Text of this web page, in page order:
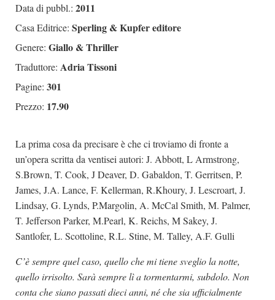
Data di pubbl.: 2011
Casa Editrice: Sperling & Kupfer editore
Genere: Giallo & Thriller
Traduttore: Adria Tissoni
Pagine: 301
Prezzo: 17.90
La prima cosa da precisare è che ci troviamo di fronte a
un’opera scritta da ventisei autori: J. Abbott, L Armstrong,
S.Brown, T. Cook, J Deaver, D. Gabaldon, T. Gerritsen, P.
James, J.A. Lance, F. Kellerman, R.Khoury, J. Lescroart, J.
Lindsay, G. Lynds, P.Margolin, A. McCal Smith, M. Palmer,
T. Jefferson Parker, M.Pearl, K. Reichs, M Sakey, J.
Santlofer, L. Scottoline, R.L. Stine, M. Talley, A.F. Gulli
C’è sempre quel caso, quello che mi tiene sveglio la notte,
quello irrisolto. Sarà sempre lì a tormentarmi, subdolo. Non
conta che siano passati dieci anni, né che sia ufficialmente